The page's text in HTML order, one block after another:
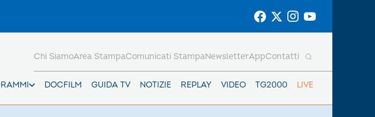
DOCFILM GUIDA TV NOTIZIE REPLAY VIDEO TG2000 LIVE
Chi SiamoArea StampaComunicati StampaNewsletterAppContatti